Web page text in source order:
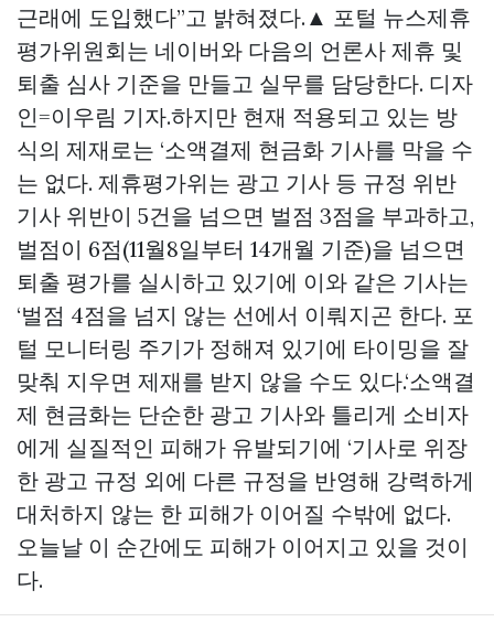
근래에 도입했다”고 밝혀졌다.▲ 포털 뉴스제휴
평가위원회는 네이버와 다음의 언론사 제휴 및
퇴출 심사 기준을 만들고 실무를 담당한다. 디자
인=이우림 기자.하지만 현재 적용되고 있는 방
식의 제재로는 ‘소액결제 현금화 기사를 막을 수
는 없다. 제휴평가위는 광고 기사 등 규정 위반
기사 위반이 5건을 넘으면 벌점 3점을 부과하고,
벌점이 6점(11월8일부터 14개월 기준)을 넘으면
퇴출 평가를 실시하고 있기에 이와 같은 기사는
‘벌점 4점을 넘지 않는 선에서 이뤄지곤 한다. 포
털 모니터링 주기가 정해져 있기에 타이밍을 잘
맞춰 지우면 제재를 받지 않을 수도 있다.‘소액결
제 현금화는 단순한 광고 기사와 틀리게 소비자
에게 실질적인 피해가 유발되기에 ‘기사로 위장
한 광고 규정 외에 다른 규정을 반영해 강력하게
대처하지 않는 한 피해가 이어질 수밖에 없다.
오늘날 이 순간에도 피해가 이어지고 있을 것이
다.